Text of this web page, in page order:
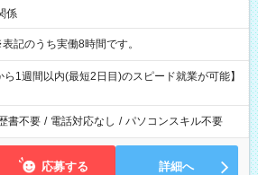
係
～17:15 ※表記のうち実働8時間です。
1週間以内(最短2日目)のスピード就業が可能】
書不要 / 電話対応なし / パソコンスキル不要
応募する 詳細へ